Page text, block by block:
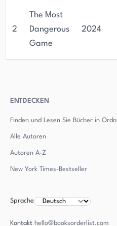
2
The Most
Dangerous
Game
2024
ENTDECKEN
Finden und Lesen Sie Bücher in
Alle Autoren
Autoren A-Z
New York Times-Bestseller
Sprache
Kontakt hello@booksorderlist.com